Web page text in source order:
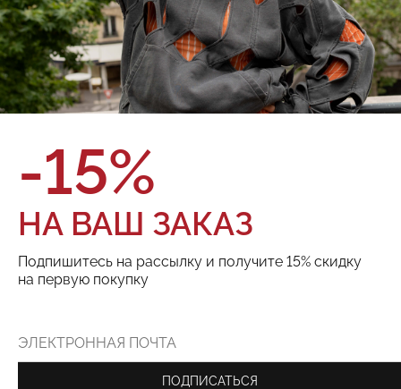
Бренд: Red September
Состав:100% Хлопок
Цвет:
Размер:
Поделиться:
РЕКОМЕНДУЕМ
-15%
НА ВАШ ЗАКАЗ
Подпишитесь на рассылку и получите 15% скидку
на первую покупку
ПОДПИСАТЬСЯ